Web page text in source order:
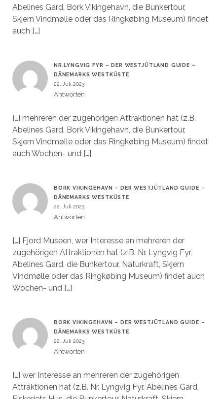
Abelines Gard, Bork Vikingehavn, die Bunkertour,
Skjern Vindmølle oder das Ringkøbing Museum) findet
auch […]
NR.LYNGVIG FYR – DER WESTJÜTLAND GUIDE –
DÄNEMARKS WESTKÜSTE
22. Juli 2023
Antworten
[…] mehreren der zugehörigen Attraktionen hat (z.B.
Abelines Gard, Bork Vikingehavn, die Bunkertour,
Skjern Vindmølle oder das Ringkøbing Museum) findet
auch Wochen- und […]
BORK VIKINGEHAVN – DER WESTJÜTLAND GUIDE –
DÄNEMARKS WESTKÜSTE
22. Juli 2023
Antworten
[…] Fjord Museen, wer Interesse an mehreren der
zugehörigen Attraktionen hat (z.B. Nr. Lyngvig Fyr,
Abelines Gard, die Bunkertour, Naturkraft, Skjern
Vindmølle oder das Ringkøbing Museum) findet auch
Wochen- und […]
BORK VIKINGEHAVN – DER WESTJÜTLAND GUIDE –
DÄNEMARKS WESTKÜSTE
22. Juli 2023
Antworten
[…] wer Interesse an mehreren der zugehörigen
Attraktionen hat (z.B. Nr. Lyngvig Fyr, Abelines Gard,